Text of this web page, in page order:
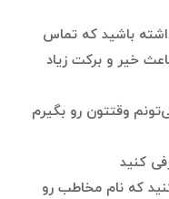
باشید که تماس
خیر و برکت زیاد
وقتتون رو بگیرم
کنید
که نام مخاطب رو